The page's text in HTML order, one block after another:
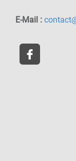
E-Mail :